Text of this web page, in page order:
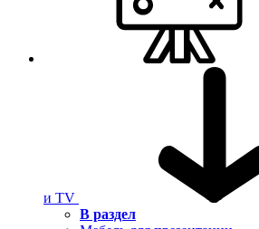
и TV
В раздел